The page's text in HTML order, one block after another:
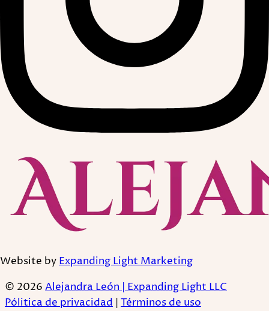
Website byExpanding Light Marketing
© 2026 Alejandra León | Expanding Light LLC
Pólitica de privacidad | Términos de uso